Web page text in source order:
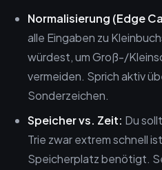
Normalisierung (Edge
alle Eingaben zu
würdest, um Groß-/
vermeiden. Sprich aktiv
Sonderzeichen.
Speicher vs. Zeit: Du
Trie zwar extrem schnell
Speicherplatz benötigt.